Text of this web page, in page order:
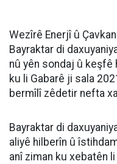
Wezîrê Enerjî û
Bayraktar di
nû yên sondaj û keşfê
ku li Gabarê ji sala
bermîlî zêdetir nefta
Bayraktar di
aliyê hilberîn û
anî ziman ku xebatên